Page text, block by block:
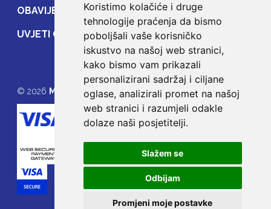
Koristimo kolačiće i druge
tehnologije praćenja da bismo
poboljšali vaše korisničko
iskustvo na našoj web stranici,
kako bismo vam prikazali
personalizirani sadržaj i ciljane
oglase, analizirali promet na našoj
web stranici i razumjeli odakle
dolaze naši posjetitelji.
Slažem se
Odbijam
Promjeni moje postavke
OBAVIJEST POTROŠAČIMA
UVJETI OSIGURANJA
© 2026 MOJE OSIGURANJE